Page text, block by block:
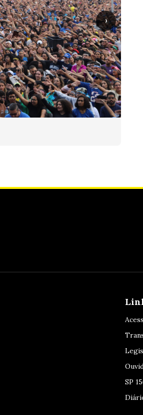
›
SP